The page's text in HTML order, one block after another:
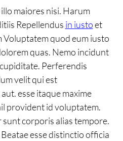
maiores nisi. Harum
Repellendus in iustoet
Voluptatem quod eum iusto
quas. Nemo incidunt
Perferendis
velit qui est
esse itaque maxime
provident id voluptatem.
corporis alias tempore.
esse distinctio officia